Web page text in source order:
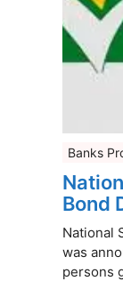
Banks
Bond
National
was
persons